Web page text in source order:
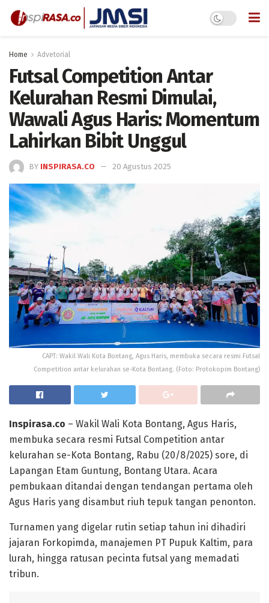
Home Advetorial
Futsal Competition Antar
Kelurahan Resmi Dimulai,
Wawali Agus Haris: Momentum
Lahirkan Bibit Unggul
BY INSPIRASA.CO 20 Agustus 2025
CAPT: Wakil Wali Kota Bontang, Agus Haris, membuka secara resmi Futsal
Competition antar kelurahan se-Kota Bontang. (Foto: Protokopim Bontang)
Inspirasa.co – Wakil Wali Kota Bontang, Agus Haris,
membuka secara resmi Futsal Competition antar
kelurahan se-Kota Bontang, Rabu (20/8/2025) sore, di
Lapangan Etam Guntung, Bontang Utara. Acara
pembukaan ditandai dengan tendangan pertama oleh
Agus Haris yang disambut riuh tepuk tangan penonton.
Turnamen yang digelar rutin setiap tahun ini dihadiri
jajaran Forkopimda, manajemen PT Pupuk Kaltim, para
lurah, hingga ratusan pecinta futsal yang memadati
tribun.